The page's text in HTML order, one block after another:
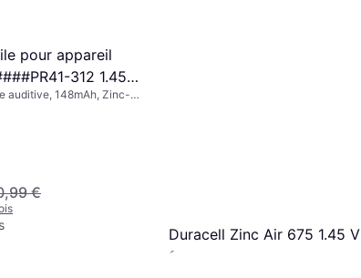
pour appareil
312 1.45
148 mAh zinc-air
auditive, 148mAh, Zinc-
€
Duracell Zinc Air 675 1.45 V
6 pcs